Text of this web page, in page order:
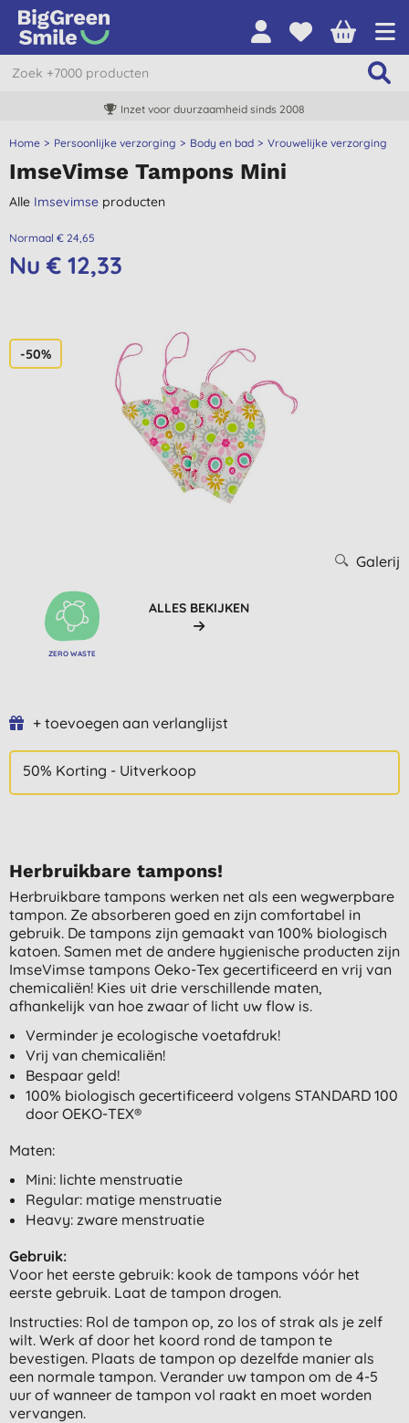
Inzet voor duurzaamheid sinds 2008
Home Persoonlijke verzorging Body en bad Vrouwelijke verzorging
ImseVimse Tampons Mini
Alle Imsevimse producten
Normaal € 24,65
Nu € 12,33
-50%
Galerij
ZERO WASTE
ALLES BEKIJKEN
+ toevoegen aan verlanglijst
50% Korting - Uitverkoop
Herbruikbare tampons!
Herbruikbare tampons werken net als een wegwerpbare
tampon. Ze absorberen goed en zijn comfortabel in
gebruik. De tampons zijn gemaakt van 100% biologisch
katoen. Samen met de andere hygienische producten zijn
ImseVimse tampons Oeko-Tex gecertificeerd en vrij van
chemicaliën! Kies uit drie verschillende maten,
afhankelijk van hoe zwaar of licht uw flow is.
Verminder je ecologische voetafdruk!
Vrij van chemicaliën!
Bespaar geld!
100% biologisch gecertificeerd volgens STANDARD 100
door OEKO-TEX®
Maten:
Mini: lichte menstruatie
Regular: matige menstruatie
Heavy: zware menstruatie
Gebruik:
Voor het eerste gebruik: kook de tampons vóór het
eerste gebruik. Laat de tampon drogen.
Instructies: Rol de tampon op, zo los of strak als je zelf
wilt. Werk af door het koord rond de tampon te
bevestigen. Plaats de tampon op dezelfde manier als
een normale tampon. Verander uw tampon om de 4-5
uur of wanneer de tampon vol raakt en moet worden
vervangen.